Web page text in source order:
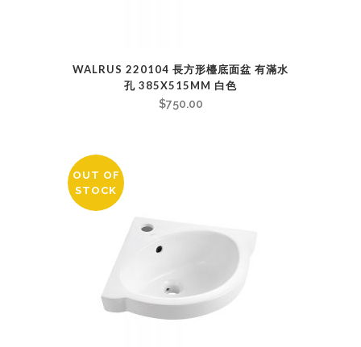
WALRUS 220104 長方形檯底面盆 有滿水
孔 385X515MM 白色
$750.00
OUT OF
STOCK